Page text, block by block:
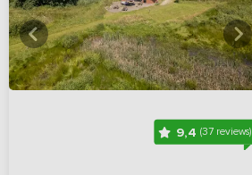
9,4 (37 reviews)
Bekijkhieralle foto's